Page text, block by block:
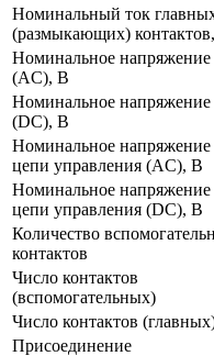
Номинальный ток
(размыкающих)
Номинальное напряжение
(AC), В
Номинальное напряжение
(DC), В
Номинальное напряжение
цепи управления (AC), В
Номинальное напряжение
цепи управления (DC), В
Количество
контактов
Число контактов
(вспомогательных)
Число контактов
Присоединение